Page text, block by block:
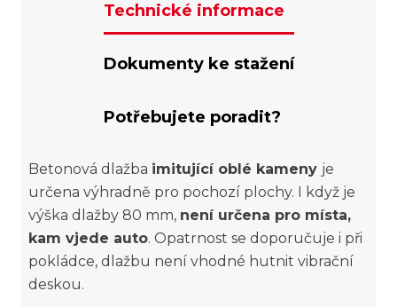
Technické informace
Dokumenty ke stažení
Potřebujete poradit?
Betonová dlažba imitující oblé kameny je
určena výhradně pro pochozí plochy. I když je
výška dlažby 80 mm, není určena pro místa,
kam vjede auto. Opatrnost se doporučuje i při
pokládce, dlažbu není vhodné hutnit vibrační
deskou.